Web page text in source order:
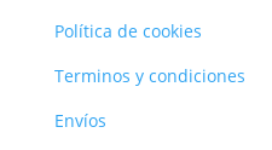
Política de cookies
Terminos y condiciones
Envíos